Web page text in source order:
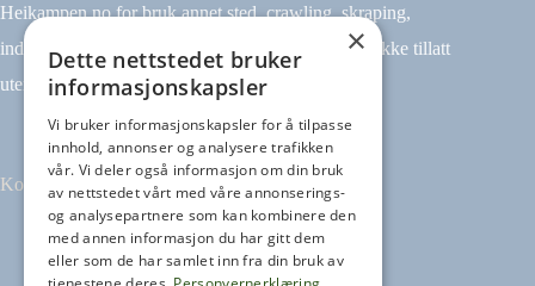
Heikampen.no for bruk annet sted, crawling, skraping,
indeksering (for eksempel tekst og datamining) er ikke tillatt
uten avtale.
Kontakt
Tilbakemeldinger
kontakt@heikampen.no
×
Dette nettstedet bruker
informasjonskapsler
Vi bruker informasjonskapsler for å tilpasse
innhold, annonser og analysere trafikken
vår. Vi deler også informasjon om din bruk
av nettstedet vårt med våre annonserings-
og analysepartnere som kan kombinere den
med annen informasjon du har gitt dem
eller som de har samlet inn fra din bruk av